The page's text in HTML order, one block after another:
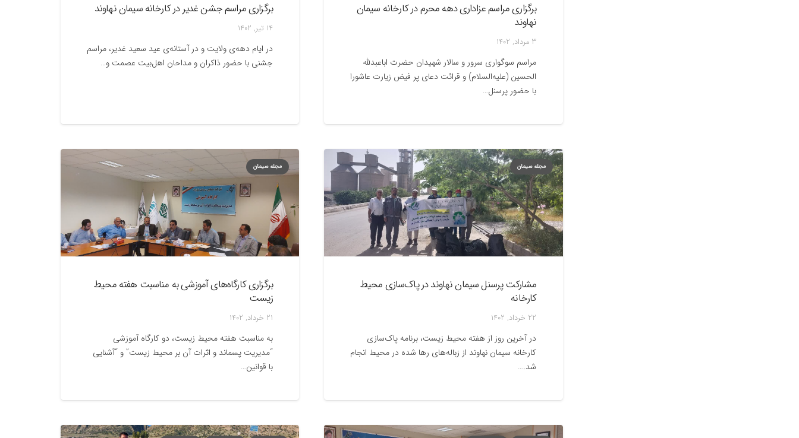
برگزاری مراسم عزاداری دهه محرم در کارخانه سیمان
نهاوند
3 مرداد, 1402
مراسم سوگواری سرور و سالار شهیدان حضرت اباعبدلله
الحسین (علیه‌السلام) و قرائت دعای پر فیض زیارت عاشورا
با حضور پرسنل…
برگزاری مراسم جشن غدیر در کارخانه سیمان نهاوند
14 تیر, 1402
در ایام دهه‌ی ولایت و در آستانه‌ی عید سعید غدیر، مراسم
جشنی با حضور ذاکران و مداحان اهل‌بیت عصمت و…
مجله سیمان
مشارکت پرسنل سیمان نهاوند در پاک‌سازی محیط
کارخانه
22 خرداد, 1402
در آخرین روز از هفته محیط زیست، برنامه پاک‌سازی
کارخانه سیمان نهاوند از زباله‌های رها شده در محیط انجام
شد.…
مجله سیمان
برگزاری کارگاه‌های آموزشی به مناسبت هفته محیط
زیست
21 خرداد, 1402
به مناسبت هفته محیط زیست، دو کارگاه آموزشی
“مدیریت پسماند و اثرات آن بر محیط زیست” و “آشنایی
با قوانین…